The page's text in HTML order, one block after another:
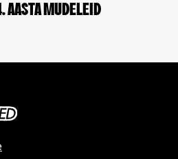
AASTA MUDELEID